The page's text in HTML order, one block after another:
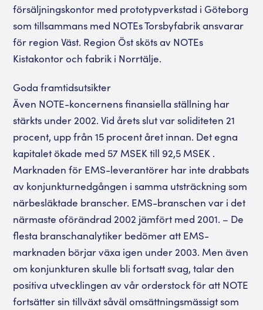
försäljningskontor med prototypverkstad i Göteborg
som tillsammans med NOTEs Torsbyfabrik ansvarar
för region Väst. Region Öst sköts av NOTEs
Kistakontor och fabrik i Norrtälje.
Goda framtidsutsikter
Även NOTE-koncernens finansiella ställning har
stärkts under 2002. Vid årets slut var soliditeten 21
procent, upp från 15 procent året innan. Det egna
kapitalet ökade med 57 MSEK till 92,5 MSEK .
Marknaden för EMS-leverantörer har inte drabbats
av konjunkturnedgången i samma utsträckning som
närbesläktade branscher. EMS-branschen var i det
närmaste oförändrad 2002 jämfört med 2001. – De
flesta branschanalytiker bedömer att EMS-
marknaden börjar växa igen under 2003. Men även
om konjunkturen skulle bli fortsatt svag, talar den
positiva utvecklingen av vår orderstock för att NOTE
fortsätter sin tillväxt såväl omsättningsmässigt som